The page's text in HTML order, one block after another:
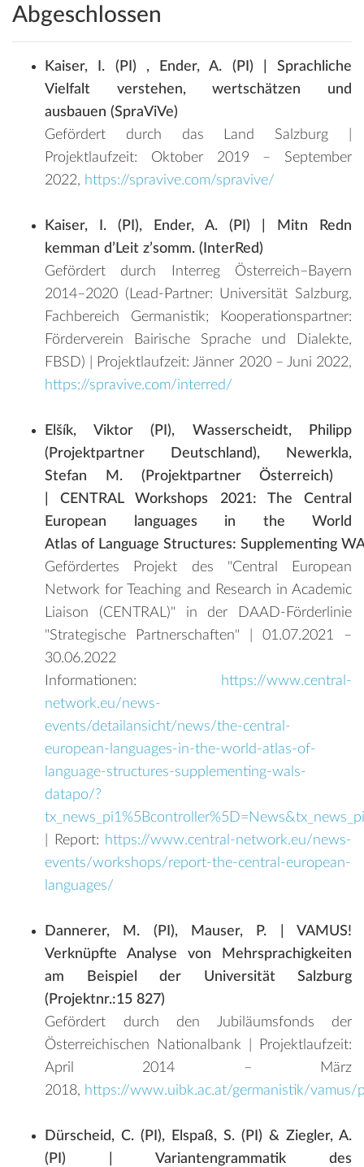
Abgeschlossen
Kaiser, I. (PI) , Ender, A. (PI) | Sprachliche
Vielfalt verstehen, wertschätzen und
ausbauen (SpraViVe)
Gefördert durch das Land Salzburg |
Projektlaufzeit: Oktober 2019 – September
2022, https://spravive.com/spravive/
Kaiser, I. (PI), Ender, A. (PI) | Mitn Redn
kemman d’Leit z’somm. (InterRed)
Gefördert durch Interreg Österreich–Bayern
2014–2020 (Lead-Partner: Universität Salzburg,
Fachbereich Germanistik; Kooperationspartner:
Förderverein Bairische Sprache und Dialekte,
FBSD) | Projektlaufzeit: Jänner 2020 – Juni 2022,
https://spravive.com/interred/
Elšík, Viktor (PI), Wasserscheidt, Philipp
(Projektpartner Deutschland), Newerkla,
Stefan M. (Projektpartner Österreich) ​
| CENTRAL Workshops 2021: The Central
European languages in the World
Atlas of Language Structures: Supplementing
Gefördertes Projekt des "Central European
Network for Teaching and Research in Academic
Liaison (CENTRAL)" in der DAAD-Förderlinie
"Strategische Partnerschaften" | 01.07.2021 –
30.06.2022
Informationen:
https://www.central-
network.eu/news-
events/detailansicht/news/the-central-
european-languages-in-the-world-atlas-of-
language-structures-supplementing-wals-
datapo/?
| Report: https://www.central-network.eu/news-
events/workshops/report-the-central-european-
languages/
Dannerer, M. (PI), Mauser, P.
| VAMUS!
Verknüpfte Analyse von Mehrsprachigkeiten
am Beispiel der Universität Salzburg
(Projektnr.:15 827)
Gefördert durch den Jubiläumsfonds der
Österreichischen Nationalbank | Projektlaufzeit:
April 2014 – März
2018, https://www.uibk.ac.at/germanistik/vamus/
Dürscheid, C. (PI), Elspaß, S. (PI) & Ziegler, A.
(PI) | Variantengrammatik des